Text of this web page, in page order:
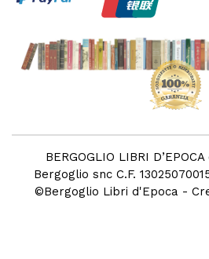
BERGOGLIO LIBRI
Bergoglio snc C.F.
©Bergoglio Libri d'Epoca -